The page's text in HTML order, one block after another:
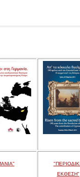
ΕΚΘΕΣΗ"